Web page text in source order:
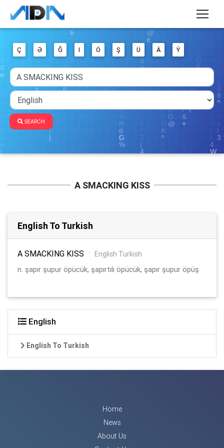
Ç Ə Ğ I Ö Ş Ü Ä Ý
SEARCH
A SMACKING KISS
English To Turkish
A SMACKING KISS :
English Turkish
n. şapır şupur öpücük, şapırtılı öpücük, şapır şupur öpüş
English
English To Turkish
Home
News
About Us